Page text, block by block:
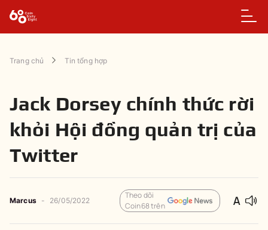
Trang chủ Tin tổng hợp
Jack Dorsey chính thức rời
khỏi Hội đồng quản trị của
Twitter
Marcus - 26/05/2022
Theo dõi
Coin68 trên